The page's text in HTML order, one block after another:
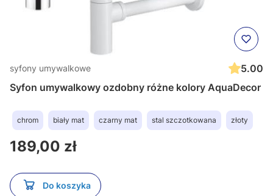
syfony umywalkowe
5.00
Syfon umywalkowy ozdobny różne kolory AquaDecor
chrom biały mat czarny mat stal szczotkowana złoty
Cena
189,00 zł
Do koszyka